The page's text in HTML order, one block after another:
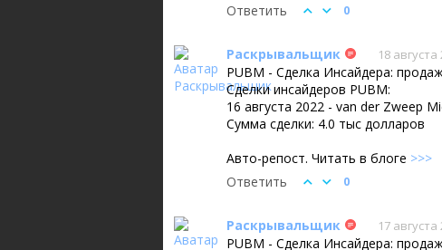
Ответить
0
Раскрывальщик 18 августа
PUBM - Сделка Инсайдера:
Сделки инсайдеров PUBM:
16 августа 2022 - van der Zweep
Сумма сделки: 4.0 тыс долларов
Авто-репост. Читать в блоге >>>
Ответить
0
Раскрывальщик 17 августа
PUBM - Сделка Инсайдера: